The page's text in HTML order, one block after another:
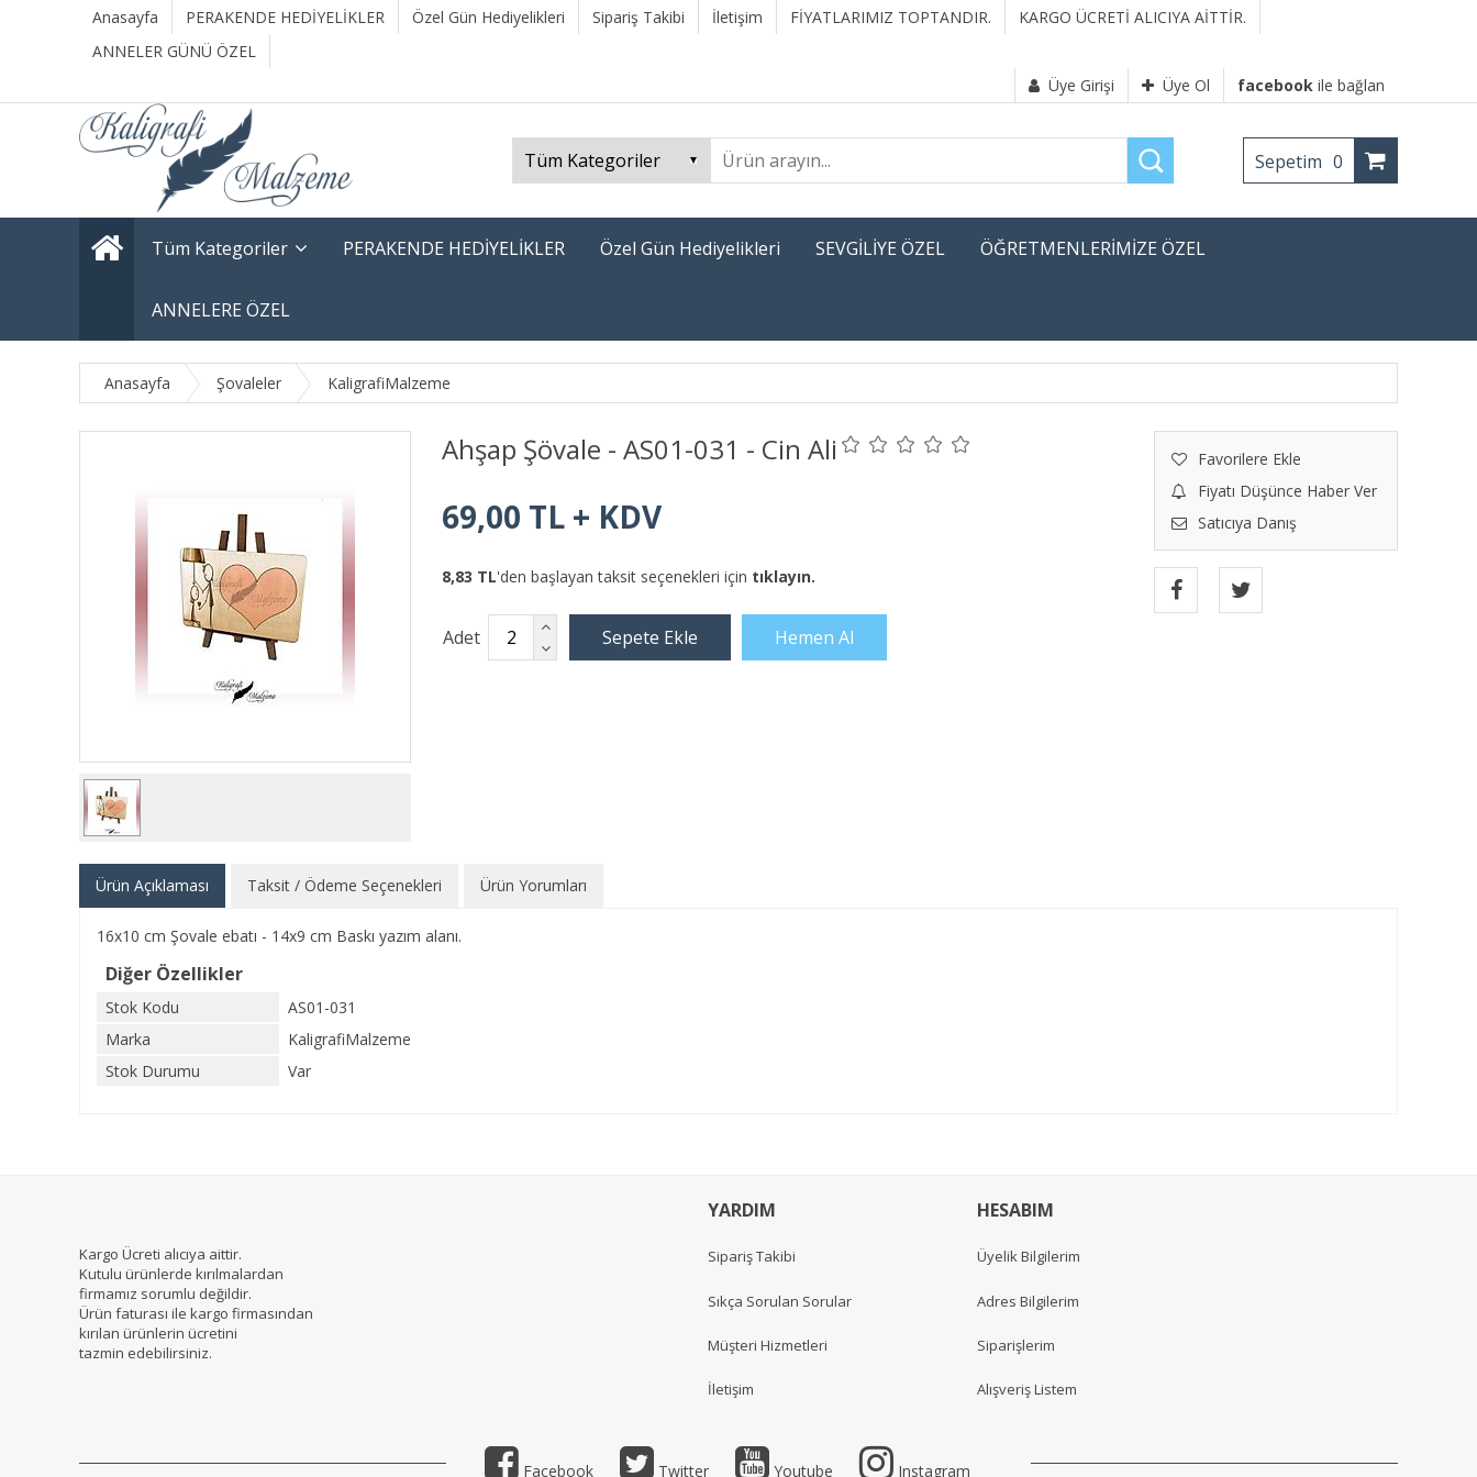
Anasayfa PERAKENDE HEDİYELİKLER Özel Gün Hediyelikleri Sipariş Takibi İletişim FİYATLARIMIZ TOPTANDIR.
KARGO ÜCRETİ ALICIYA AİTTİR.
ANNELER GÜNÜ ÖZEL
Üye Girişi
Üye Ol facebook ile bağlan
Sepetim 0
Tüm Kategoriler PERAKENDE HEDİYELİKLER Özel Gün Hediyelikleri SEVGİLİYE ÖZEL ÖĞRETMENLERİMİZE ÖZEL
ANNELERE ÖZEL
Anasayfa Şovaleler KaligrafiMalzeme
Ahşap Şövale - AS01-031 - Cin Ali
Favorilere Ekle
Fiyatı Düşünce Haber Ver
Satıcıya Danış
69,00 TL + KDV
8,83 TL'den başlayan taksit seçenekleri için tıklayın.
Adet
Ürün Açıklaması Taksit / Ödeme Seçenekleri Ürün Yorumları
16x10 cm Şovale ebatı - 14x9 cm Baskı yazım alanı.
Diğer Özellikler
Stok Kodu
AS01-031
Marka
KaligrafiMalzeme
Stok Durumu
Var
Kargo Ücreti alıcıya aittir.
Kutulu ürünlerde kırılmalardan
firmamız sorumlu değildir.
Ürün faturası ile kargo firmasından
kırılan ürünlerin ücretini
tazmin edebilirsiniz.
YARDIM
Sipariş Takibi
Sıkça Sorulan Sorular
Müşteri Hizmetleri
İletişim
HESABIM
Üyelik Bilgilerim
Adres Bilgilerim
Siparişlerim
Alışveriş Listem
Facebook Twitter Youtube Instagram